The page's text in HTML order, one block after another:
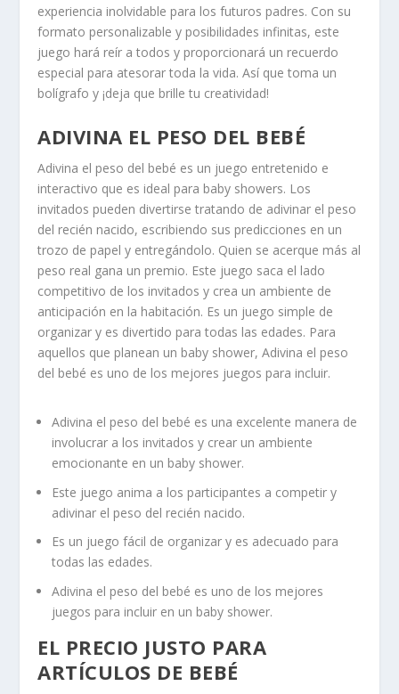
experiencia inolvidable para los futuros padres. Con su
formato personalizable y posibilidades infinitas, este
juego hará reír a todos y proporcionará un recuerdo
especial para atesorar toda la vida. Así que toma un
bolígrafo y ¡deja que brille tu creatividad!
ADIVINA EL PESO DEL BEBÉ
Adivina el peso del bebé es un juego entretenido e
interactivo que es ideal para baby showers. Los
invitados pueden divertirse tratando de adivinar el peso
del recién nacido, escribiendo sus predicciones en un
trozo de papel y entregándolo. Quien se acerque más al
peso real gana un premio. Este juego saca el lado
competitivo de los invitados y crea un ambiente de
anticipación en la habitación. Es un juego simple de
organizar y es divertido para todas las edades. Para
aquellos que planean un baby shower, Adivina el peso
del bebé es uno de los mejores juegos para incluir.
Adivina el peso del bebé es una excelente manera de
involucrar a los invitados y crear un ambiente
emocionante en un baby shower.
Este juego anima a los participantes a competir y
adivinar el peso del recién nacido.
Es un juego fácil de organizar y es adecuado para
todas las edades.
Adivina el peso del bebé es uno de los mejores
juegos para incluir en un baby shower.
EL PRECIO JUSTO PARA
ARTÍCULOS DE BEBÉ